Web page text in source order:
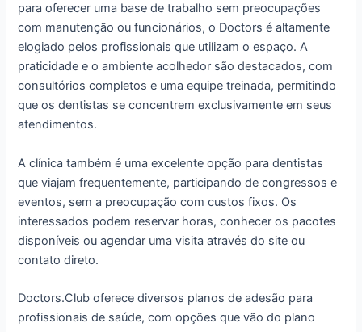
para oferecer uma base de trabalho sem preocupações
com manutenção ou funcionários, o Doctors é altamente
elogiado pelos profissionais que utilizam o espaço. A
praticidade e o ambiente acolhedor são destacados, com
consultórios completos e uma equipe treinada, permitindo
que os dentistas se concentrem exclusivamente em seus
atendimentos.
A clínica também é uma excelente opção para dentistas
que viajam frequentemente, participando de congressos e
eventos, sem a preocupação com custos fixos. Os
interessados podem reservar horas, conhecer os pacotes
disponíveis ou agendar uma visita através do site ou
contato direto.
Doctors.Club oferece diversos planos de adesão para
profissionais de saúde, com opções que vão do plano